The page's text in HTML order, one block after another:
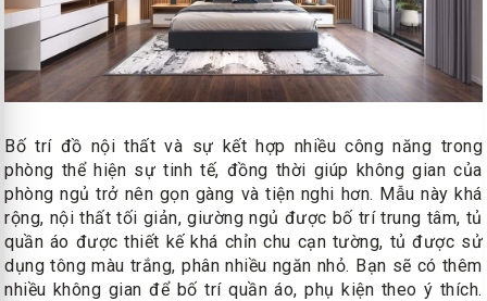
Bố trí đồ nội thất và sự kết hợp nhiều công năng trong
phòng thể hiện sự tinh tế, đồng thời giúp không gian của
phòng ngủ trở nên gọn gàng và tiện nghi hơn. Mẫu này khá
rộng, nội thất tối giản, giường ngủ được bố trí trung tâm, tủ
quần áo được thiết kế khá chỉn chu cạn tường, tủ được sử
dụng tông màu trắng, phân nhiều ngăn nhỏ. Bạn sẽ có thêm
nhiều không gian để bố trí quần áo, phụ kiện theo ý thích.